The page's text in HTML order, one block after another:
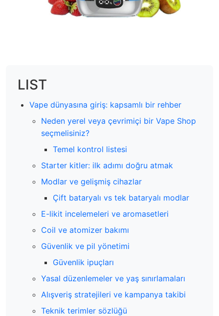
LIST
Vape dünyasına giriş: kapsamlı bir rehber
Neden yerel veya çevrimiçi bir Vape Shop
seçmelisiniz?
Temel kontrol listesi
Starter kitler: ilk adımı doğru atmak
Modlar ve gelişmiş cihazlar
Çift bataryalı vs tek bataryalı modlar
E-likit incelemeleri ve aromasetleri
Coil ve atomizer bakımı
Güvenlik ve pil yönetimi
Güvenlik ipuçları
Yasal düzenlemeler ve yaş sınırlamaları
Alışveriş stratejileri ve kampanya takibi
Teknik terimler sözlüğü